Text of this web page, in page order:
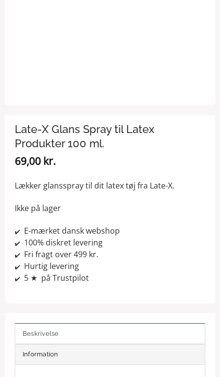
Late-X Glans Spray til Latex
Produkter 100 ml.
69,00 kr.
Lækker glansspray til dit latex tøj fra Late-X.
Ikke på lager
✔️E-mærket dansk webshop
✔️100% diskret levering
✔️Fri fragt over 499 kr.
✔️Hurtig levering
✔️5 ★ på Trustpilot
Beskrivelse
Information